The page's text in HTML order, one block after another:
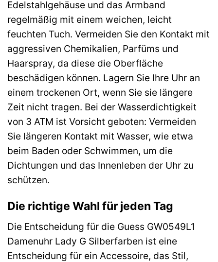
Edelstahlgehäuse und das Armband
regelmäßig mit einem weichen, leicht
feuchten Tuch. Vermeiden Sie den Kontakt mit
aggressiven Chemikalien, Parfüms und
Haarspray, da diese die Oberfläche
beschädigen können. Lagern Sie Ihre Uhr an
einem trockenen Ort, wenn Sie sie längere
Zeit nicht tragen. Bei der Wasserdichtigkeit
von 3 ATM ist Vorsicht geboten: Vermeiden
Sie längeren Kontakt mit Wasser, wie etwa
beim Baden oder Schwimmen, um die
Dichtungen und das Innenleben der Uhr zu
schützen.
Die richtige Wahl für jeden Tag
Die Entscheidung für die Guess GW0549L1
Damenuhr Lady G Silberfarben ist eine
Entscheidung für ein Accessoire, das Stil,